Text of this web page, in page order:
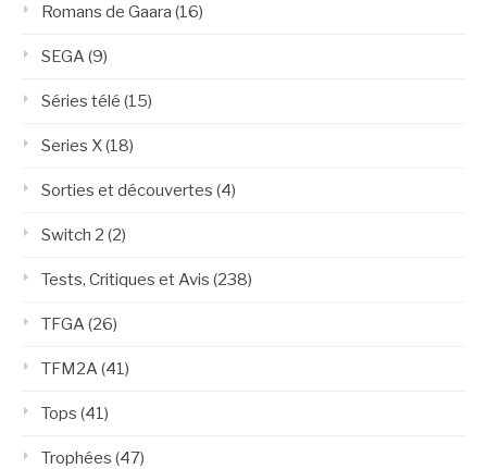
Romans de Gaara (16)
SEGA(9)
Séries télé (15)
Series X(18)
Sorties et découvertes (4)
Switch 2 (2)
Tests, Critiques et Avis (238)
TFGA(26)
TFM2A(41)
Tops (41)
Trophées (47)